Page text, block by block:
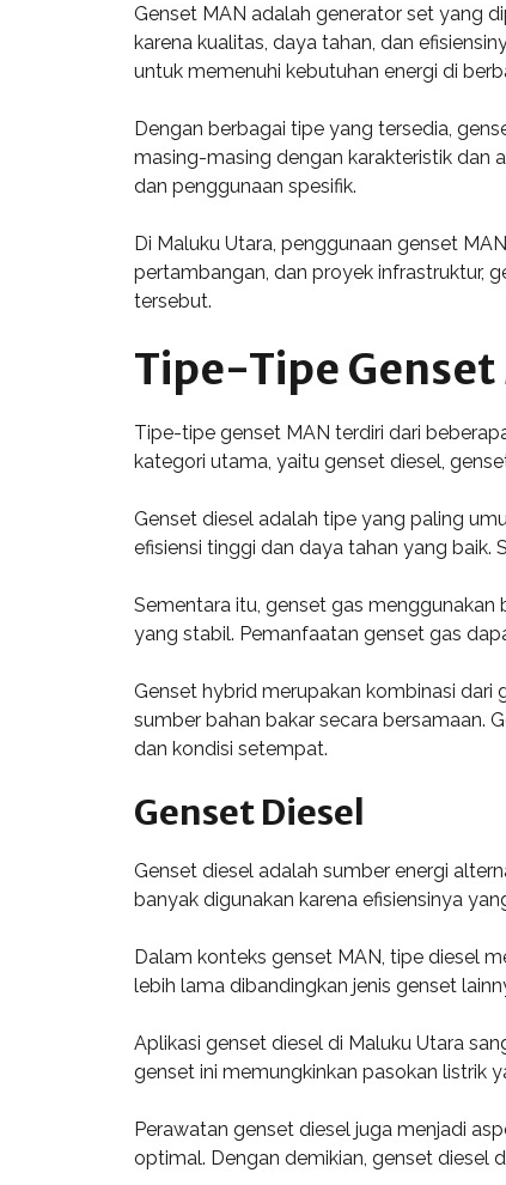
Genset MAN adalah generator set yang
karena kualitas, daya tahan, dan
untuk memenuhi kebutuhan energi di
Dengan berbagai tipe yang tersedia,
masing-masing dengan karakteristik dan
dan penggunaan spesifik.
Di Maluku Utara, penggunaan genset
pertambangan, dan proyek infrastruktur,
tersebut.
Tipe-Tipe Genset
Tipe-tipe genset MAN terdiri dari
kategori utama, yaitu genset diesel,
Genset diesel adalah tipe yang paling
efisiensi tinggi dan daya tahan yang baik.
Sementara itu, genset gas menggunakan
yang stabil. Pemanfaatan genset gas
Genset hybrid merupakan kombinasi dari
sumber bahan bakar secara bersamaan.
dan kondisi setempat.
Genset Diesel
Genset diesel adalah sumber energi
banyak digunakan karena efisiensinya
Dalam konteks genset MAN, tipe diesel
lebih lama dibandingkan jenis genset
Aplikasi genset diesel di Maluku Utara
genset ini memungkinkan pasokan listrik
Perawatan genset diesel juga menjadi
optimal. Dengan demikian, genset diesel